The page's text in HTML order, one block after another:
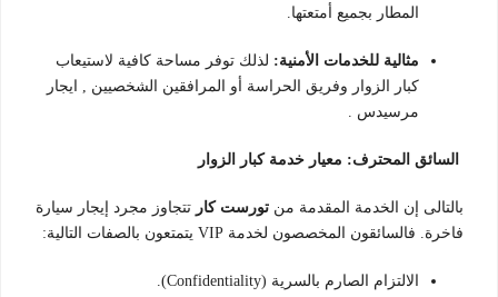
المطار بجميع أمتعتها.
مثالية للخدمات الأمنية: لذلك توفر مساحة كافية لاستيعاب
كبار الزوار وفريق الحراسة أو المرافقين الشخصيين , ايجار
مرسيدس .
السائق المحترف: معيار خدمة كبار الزوار
بالتالى إن الخدمة المقدمة من تورست كار تتجاوز مجرد إيجار سيارة
فاخرة. فالسائقون المخصصون لخدمة VIP يتمتعون بالصفات التالية:
الالتزام الصارم بالسرية (Confidentiality).